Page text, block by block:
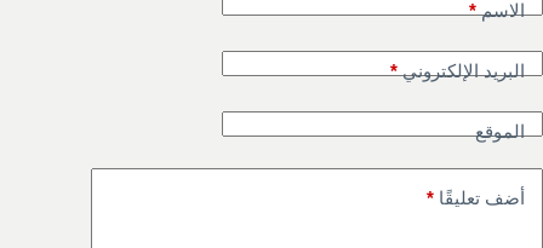
الاسم*
البريد الإلكتروني*
الموقع
أضف تعليقًا *